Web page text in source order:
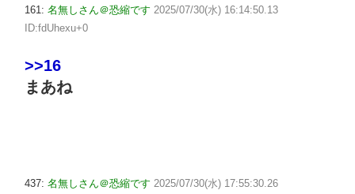
161: 名無しさん＠恐縮です 2025/07/30(水) 16:14:50.13
ID:fdUhexu+0
>>16
まあね
437: 名無しさん＠恐縮です 2025/07/30(水) 17:55:30.26